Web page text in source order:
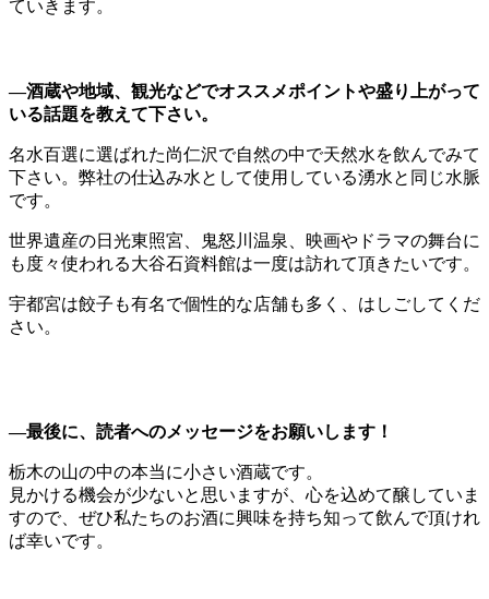
ていきます。
―酒蔵や地域、観光などでオススメポイントや盛り上がって
いる話題を教えて下さい。
名水百選に選ばれた尚仁沢で自然の中で天然水を飲んでみて
下さい。弊社の仕込み水として使用している湧水と同じ水脈
です。
世界遺産の日光東照宮、鬼怒川温泉、映画やドラマの舞台に
も度々使われる大谷石資料館は一度は訪れて頂きたいです。
宇都宮は餃子も有名で個性的な店舗も多く、はしごしてくだ
さい。
―最後に、読者へのメッセージをお願いします！
栃木の山の中の本当に小さい酒蔵です。
見かける機会が少ないと思いますが、心を込めて醸していま
すので、ぜひ私たちのお酒に興味を持ち知って飲んで頂けれ
ば幸いです。